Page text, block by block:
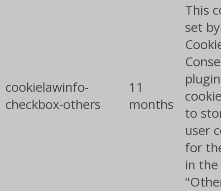
cookielawinfo-
checkbox-others
11
months
This
set
to
user
for
in